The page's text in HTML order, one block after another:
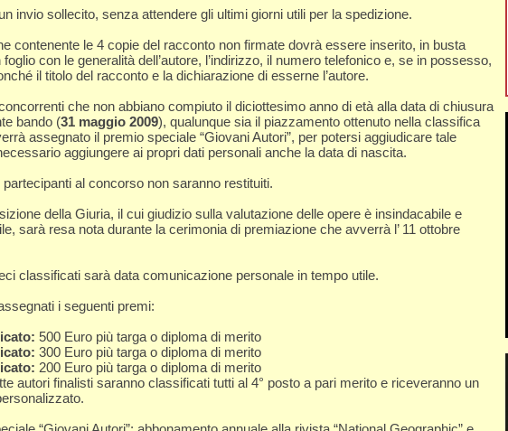
un invio sollecito, senza attendere gli ultimi giorni utili per la spedizione.
contenente le 4 copie del racconto non firmate dovrà essere inserito, in busta
con le generalità dell’autore, l’indirizzo, il numero telefonico e, se in possesso,
il titolo del racconto e la dichiarazione di esserne l’autore.
che non abbiano compiuto il diciottesimo anno di età alla data di chiusura
bando (31 maggio 2009), qualunque sia il piazzamento ottenuto nella classifica
assegnato il premio speciale “Giovani Autori”, per potersi aggiudicare tale
aggiungere ai propri dati personali anche la data di nascita.
partecipanti al concorso non saranno restituiti.
della Giuria, il cui giudizio sulla valutazione delle opere è insindacabile e
sarà resa nota durante la cerimonia di premiazione che avverrà l’ 11 ottobre
classificati sarà data comunicazione personale in tempo utile.
i seguenti premi:
500 Euro più targa o diploma di merito
300 Euro più targa o diploma di merito
200 Euro più targa o diploma di merito
autori finalisti saranno classificati tutti al 4° posto a pari merito e riceveranno un